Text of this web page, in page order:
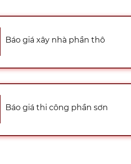
Báo giá xây nhà phần thô
Báo giá thi công phần sơn